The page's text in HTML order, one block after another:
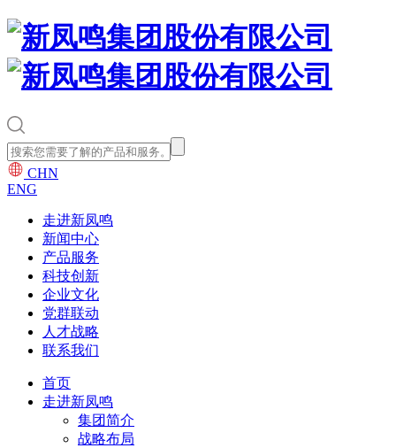
CHN
ENG
走进新凤鸣
新闻中心
产品服务
科技创新
企业文化
党群联动
人才战略
联系我们
首页
走进新凤鸣
集团简介
战略布局